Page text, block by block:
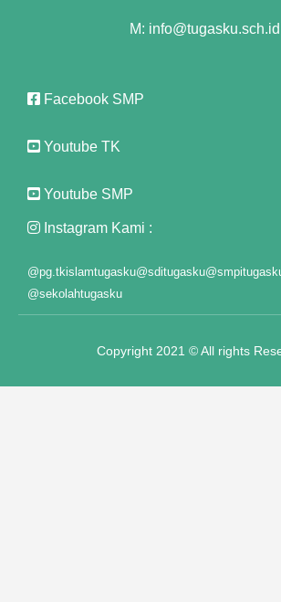
M: info@tugasku.sch.id
Facebook SMP
Youtube TK
Youtube SMP
Instagram Kami :
@pg.tkislamtugasku@sditugasku
@sekolahtugasku
Copyright 2021 © All rights